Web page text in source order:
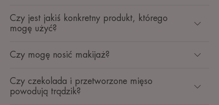
Czy jest jakiś konkretny produkt, którego
mogę użyć?
Czy mogę nosić makijaż?
Czy czekolada i przetworzone mięso
powodują trądzik?